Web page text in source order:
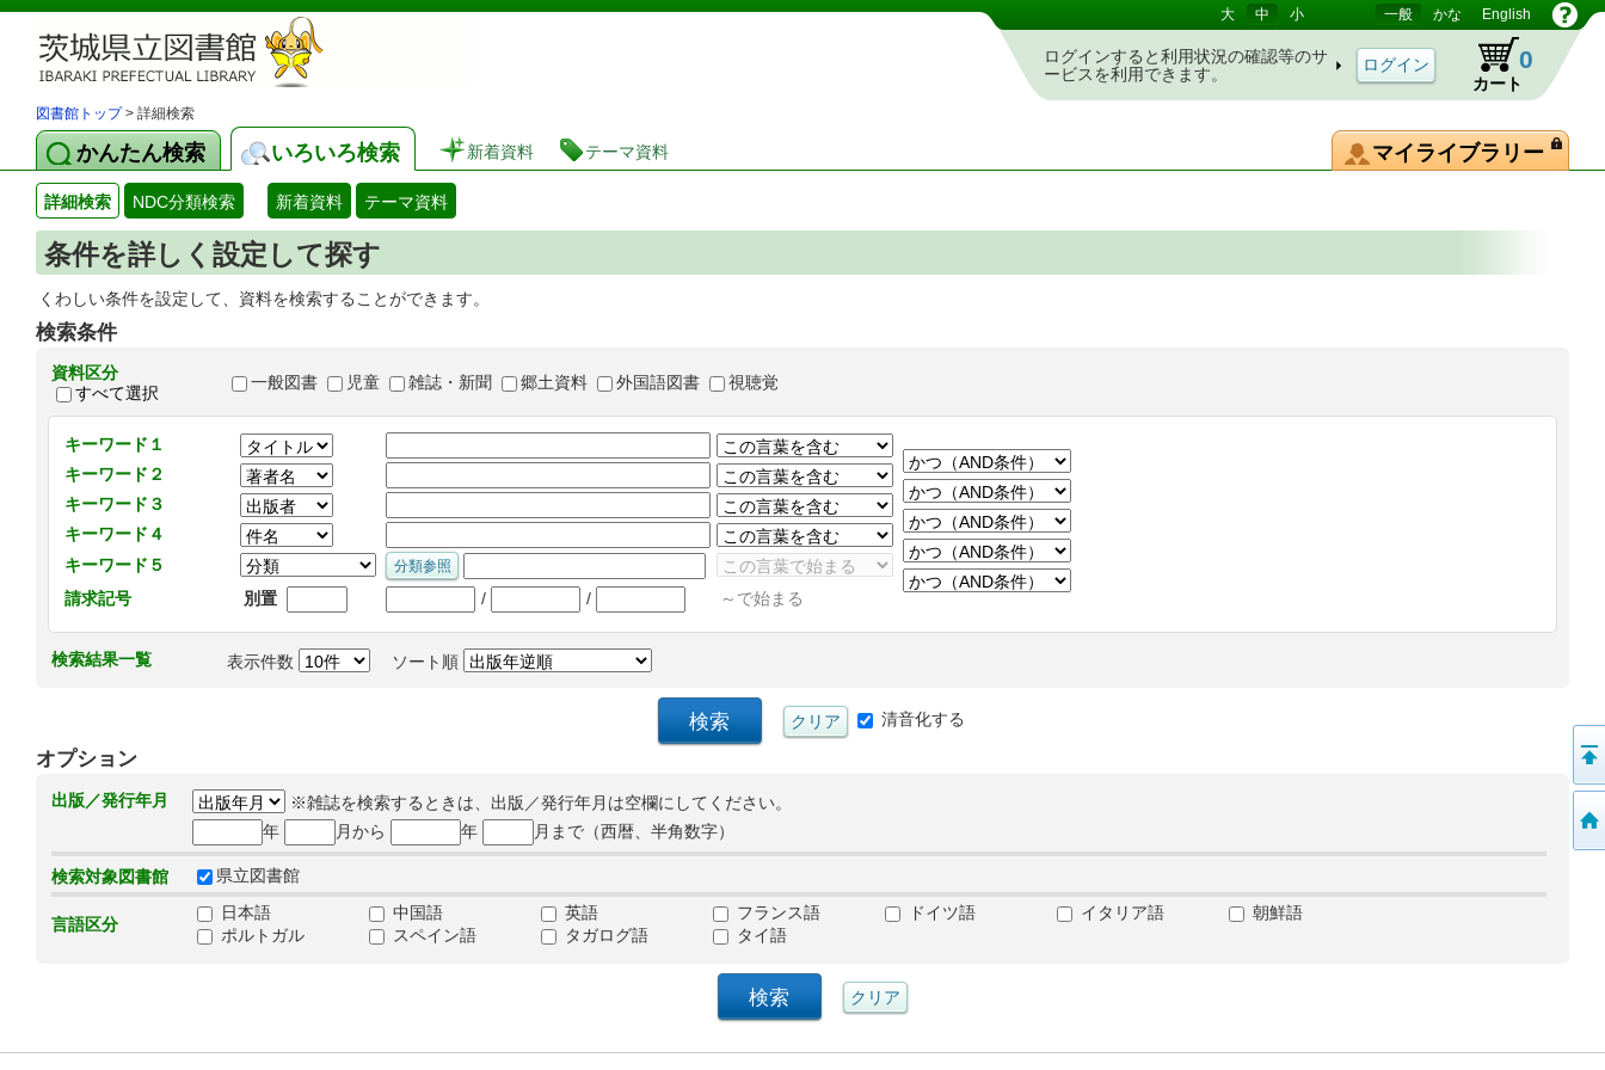
茨城県立図書館 蔵書検索・予約システム 大 中 小 一般 かな English
ログインすると利用状況の確認等のサ
ービスを利用できます。
カート
0
図書館トップ> 詳細検索
かんたん検索 いろいろ検索 新着資料 テーマ資料 マイライブラリー
詳細検索 NDC分類検索 新着資料 テーマ資料
条件を詳しく設定して探す
くわしい条件を設定して、資料を検索することができます。
検索条件
資料区分
すべて選択
一般図書 児童 雑誌・新聞 郷土資料 外国語図書 視聴覚
キーワード１
キーワード２
キーワード３
キーワード４
キーワード５
請求記号
別置 / / ～で始まる
検索結果一覧 表示件数 ソート順
清音化する
オプション
出版／発行年月
※雑誌を検索するときは、出版／発行年月は空欄にしてください。
年
月から 年 月まで（西暦、半角数字）
検索対象図書館 県立図書館
言語区分
日本語 中国語 英語 フランス語 ドイツ語 イタリア語
朝鮮語
ポルトガル
スペイン語 タガログ語 タイ語